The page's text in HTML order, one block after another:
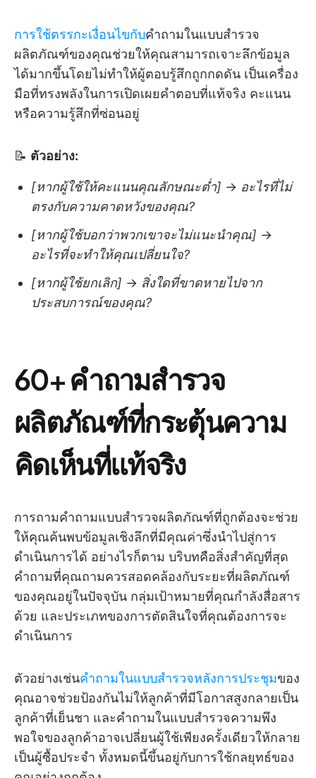
การใช้ตรรกะเงื่อนไขกับคำถามในแบบสำรวจ
ผลิตภัณฑ์ของคุณช่วยให้คุณสามารถเจาะลึกข้อมูล
ได้มากขึ้นโดยไม่ทำให้ผู้ตอบรู้สึกถูกกดดัน เป็นเครื่อง
มือที่ทรงพลังในการเปิดเผยคำตอบที่แท้จริง คะแนน
หรือความรู้สึกที่ซ่อนอยู่
📝 ตัวอย่าง:
[หากผู้ใช้ให้คะแนนคุณลักษณะต่ำ] → อะไรที่ไม่
ตรงกับความคาดหวังของคุณ?
[หากผู้ใช้บอกว่าพวกเขาจะไม่แนะนำคุณ] →
อะไรที่จะทำให้คุณเปลี่ยนใจ?
[หากผู้ใช้ยกเลิก] → สิ่งใดที่ขาดหายไปจาก
ประสบการณ์ของคุณ?
60+ คำถามสำรวจ
ผลิตภัณฑ์ที่กระตุ้นความ
คิดเห็นที่แท้จริง
การถามคำถามแบบสำรวจผลิตภัณฑ์ที่ถูกต้องจะช่วย
ให้คุณค้นพบข้อมูลเชิงลึกที่มีคุณค่าซึ่งนำไปสู่การ
ดำเนินการได้ อย่างไรก็ตาม บริบทคือสิ่งสำคัญที่สุด
คำถามที่คุณถามควรสอดคล้องกับระยะที่ผลิตภัณฑ์
ของคุณอยู่ในปัจจุบัน กลุ่มเป้าหมายที่คุณกำลังสื่อสาร
ด้วย และประเภทของการตัดสินใจที่คุณต้องการจะ
ดำเนินการ
ตัวอย่างเช่นคำถามในแบบสำรวจหลังการประชุมของ
คุณอาจช่วยป้องกันไม่ให้ลูกค้าที่มีโอกาสสูงกลายเป็น
ลูกค้าที่เย็นชา และคำถามในแบบสำรวจความพึง
พอใจของลูกค้าอาจเปลี่ยนผู้ใช้เพียงครั้งเดียวให้กลาย
เป็นผู้ซื้อประจำ ทั้งหมดนี้ขึ้นอยู่กับการใช้กลยุทธ์ของ